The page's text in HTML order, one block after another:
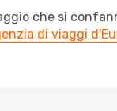
che si
di viaggi